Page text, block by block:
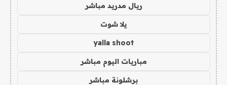
ريال مدريد مباشر
يلا شوت
yalla shoot
مباريات اليوم مباشر
برشلونة مباشر